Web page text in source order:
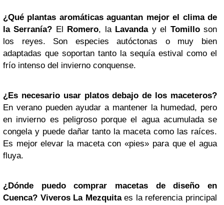
¿Qué plantas aromáticas aguantan mejor el clima de
la Serranía? El Romero, la Lavanday el Tomilloson
los reyes. Son especies autóctonas o muy bien
adaptadas que soportan tanto la sequía estival como el
frío intenso del invierno conquense.
¿Es necesario usar platos debajo de los maceteros?
En verano pueden ayudar a mantener la humedad, pero
en invierno es peligroso porque el agua acumulada se
congela y puede dañar tanto la maceta como las raíces.
Es mejor elevar la maceta con «pies» para que el agua
fluya.
¿Dónde puedo comprar macetas de diseño en
Cuenca? Viveros La Mezquitaes la referencia principal